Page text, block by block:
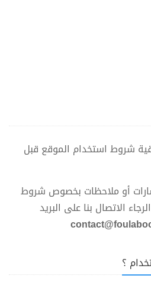
شروط استخدام الموقع قبل
أو ملاحظات بخصوص شروط
الاتصال بنا على البريد
؟